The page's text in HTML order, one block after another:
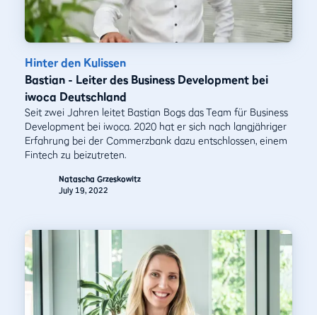
Hinter den Kulissen
Bastian - Leiter des Business Development bei
iwoca Deutschland
Seit zwei Jahren leitet Bastian Bogs das Team für Business
Development bei iwoca. 2020 hat er sich nach langjähriger
Erfahrung bei der Commerzbank dazu entschlossen, einem
Fintech zu beizutreten.
Natascha Grzeskowitz
July 19, 2022